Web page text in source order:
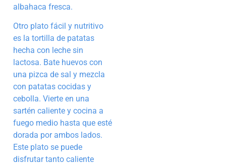
albahaca fresca.
Otro plato fácil y nutritivo
es la tortilla de patatas
hecha con leche sin
lactosa. Bate huevos con
una pizca de sal y mezcla
con patatas cocidas y
cebolla. Vierte en una
sartén caliente y cocina a
fuego medio hasta que esté
dorada por ambos lados.
Este plato se puede
disfrutar tanto caliente